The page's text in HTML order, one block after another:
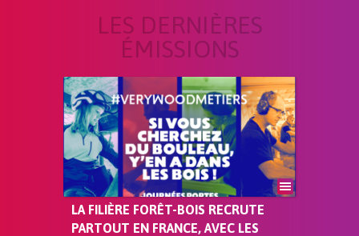
LES DERNIÈRES
ÉMISSIONS
LA FILIÈRE FORÊT-BOIS RECRUTE
PARTOUT EN FRANCE, AVEC LES